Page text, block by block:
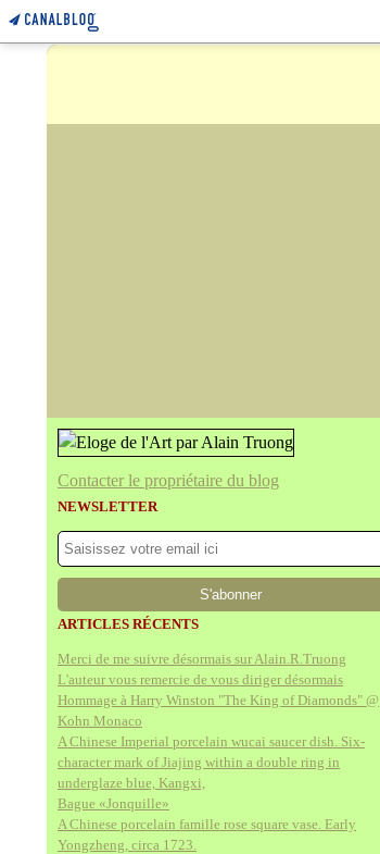
Contacter le propriétaire du blog
NEWSLETTER
ARTICLES RÉCENTS
Merci de me suivre désormais sur Alain.R.Truong
L'auteur vous remercie de vous diriger désormais
Hommage à Harry Winston "The King of Diamonds" @
Kohn Monaco
A Chinese Imperial porcelain wucai saucer dish. Six-
character mark of Jiajing within a double ring in
underglaze blue, Kangxi,
Bague «Jonquille»
A Chinese porcelain famille rose square vase. Early
Yongzheng, circa 1723.